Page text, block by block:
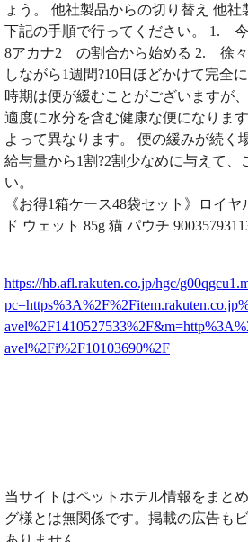
ょう。 他社製品からの切り替え 他
下記の手順で行ってください。 1.
8アカナ2 の割合から始める 2. 徐
しながら1週間?10日ほどかけて完全
時期は便が緩むことがございますが
適度に水分を含む健康な便になりま
よって異なります。 便の緩みが続く
給与量から1割?2割少なめに与えて、
い。
《お得1箱ケース48袋セット》ロイ
ド ウェット 85g 猫 パウチ
https://hb.afl.rakuten.co.jp/hgc/
avel%2Fi%2F10103690%2F
当サイトはペットホテル情報をまと
グ様とは無関係です。掲載の広告も